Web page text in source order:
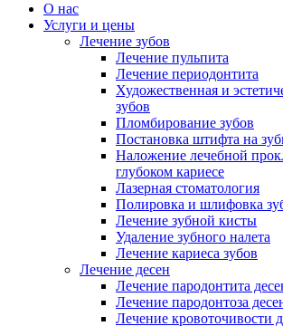
О нас
Услуги и цены
Лечение зубов
Лечение пульпита
Лечение периодонтита
Художественная и
зубов
Пломбирование зубов
Постановка штифта на
Наложение лечебной
глубоком кариесе
Лазерная стоматология
Полировка и шлифовка
Лечение зубной кисты
Удаление зубного налета
Лечение кариеса зубов
Лечение десен
Лечение пародонтита
Лечение пародонтоза
Лечение кровоточивости